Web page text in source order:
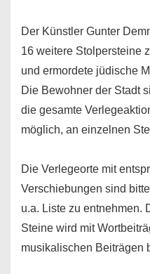
Der Künstler Gunter
16 weitere Stolpersteine
und ermordete jüdische
Die Bewohner der Stadt
die gesamte
möglich, an einzelnen
Die Verlegeorte mit
Verschiebungen sind
u.a. Liste zu entnehmen.
Steine wird mit
musikalischen Beiträgen